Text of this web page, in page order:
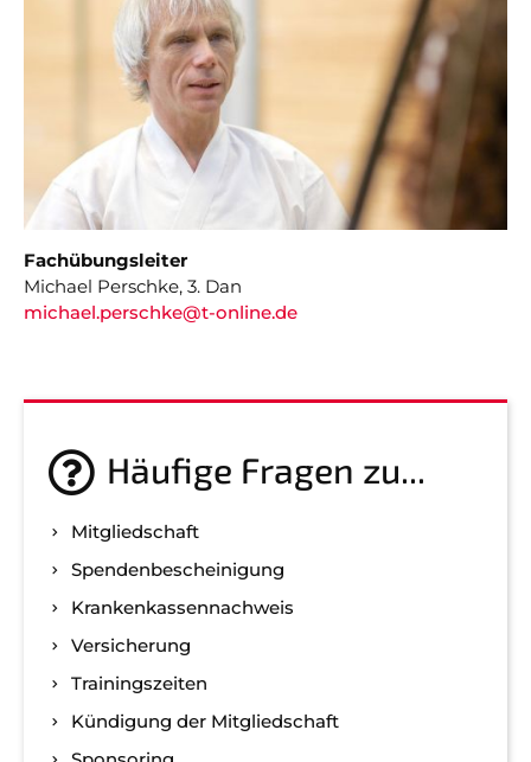
Fachübungsleiter
Michael Perschke, 3. Dan
michael.perschke@t-online.de
Häufige Fragen zu...
Mitgliedschaft
Spenden­bescheinigung
Kranken­kassen­nachweis
Versicherung
Trainingszeiten
Kündigung der Mitgliedschaft